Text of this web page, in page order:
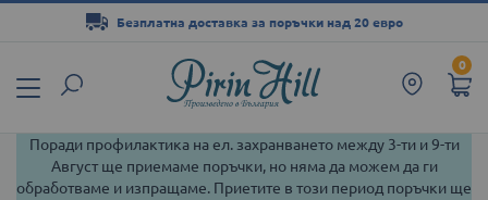
0
Безплатна доставка за поръчки над 20 евро
съдържанието
Поради профилактика на ел. захранването между 3-ти и 9-ти
Август ще приемаме поръчки, но няма да можем да ги
обработваме и изпращаме. Приетите в този период поръчки ще